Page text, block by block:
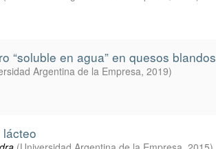
“soluble en agua” en quesos blandos
Argentina de la Empresa, 2019)